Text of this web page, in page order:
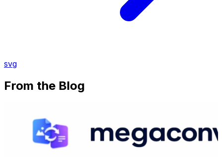
svg
From the Blog